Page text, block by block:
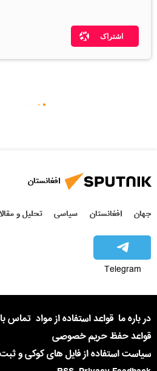
اشتراک
افغانستان
جهان افغانستان سیاسی تحلیل و
Telegram
در باره ما قواعد استفاده از مواد تماس
قواعد حفظ حریم خصوصی
سیاست استفاده از فایل های کوکی و ثبت